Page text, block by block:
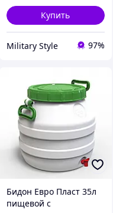
Купить
Military Style 97%
Бидон Евро Пласт 35л
пищевой с